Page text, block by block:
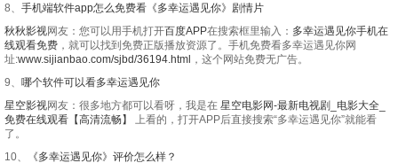
8、 手机端软件app怎么免费看《多幸运遇见你》剧情片
秋秋影视网友：您可以用手机打开百度APP在搜索框里输入： 多幸运遇见你手机在
线观看免费 ，就可以找到免费正版播放资源了。手机免费看多幸运遇见你网
址:www.sijianbao.com/sjbd/36194.html ，这个网站免费无广告。
9、 哪个软件可以看多幸运遇见你
星空影视网友：很多地方都可以看呀，我是在 星空电影网-最新电视剧_电影大全_
免费在线观看【高清流畅】
上看的，打开APP后直接搜索“多幸运遇见你”就能看
了。
10、
《多幸运遇见你》评价怎么样？